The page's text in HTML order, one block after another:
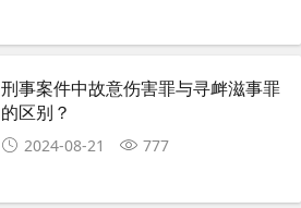
刑事案件中故意伤害罪与寻衅滋事罪
的区别？
2024-08-21 777